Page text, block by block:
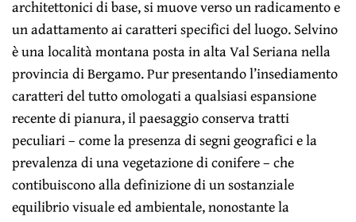
architettonici di base, si muove verso un radicamento e
un adattamento ai caratteri specifici del luogo. Selvino
è una località montana posta in alta Val Seriana nella
provincia di Bergamo. Pur presentando l’insediamento
caratteri del tutto omologati a qualsiasi espansione
recente di pianura, il paesaggio conserva tratti
peculiari – come la presenza di segni geografici e la
prevalenza di una vegetazione di conifere – che
contibuiscono alla definizione di un sostanziale
equilibrio visuale ed ambientale, nonostante la